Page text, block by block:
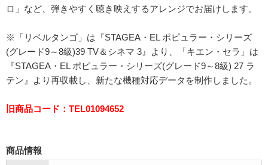
ロ」など、弾きやすく聴き映えするアレンジでお届けします。
※「リベルタンゴ」は『STAGEA・EL ポピュラー・シリーズ
(グレード9～8級)39 TV＆シネマ 3』より、「キエン・セラ」は
『STAGEA・EL ポピュラー・シリーズ(グレード9～8級) 27 ラ
テン』より再収載し、新たな機種対応データを制作しました。
旧商品コード：TEL01094652
商品情報